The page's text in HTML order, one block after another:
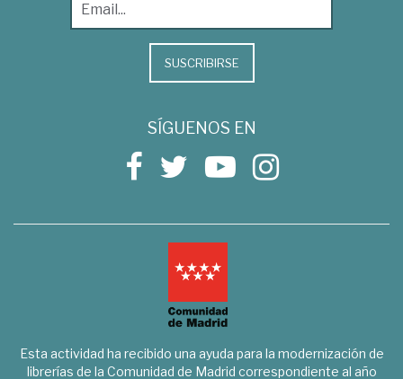
SUSCRIBIRSE
SÍGUENOS EN
Esta actividad ha recibido una ayuda para la modernización de
librerías de la Comunidad de Madrid correspondiente al año